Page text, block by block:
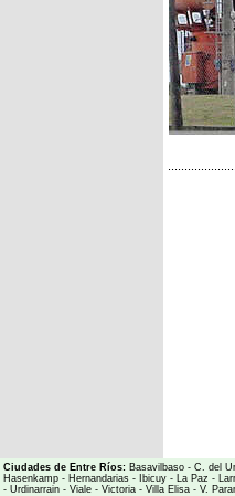
Ciudades de Entre Ríos: Basavilbaso - C. del
Hasenkamp - Hernandarias - Ibicuy - La Paz -
- Urdinarrain - Viale - Victoria - Villa Elisa - V.